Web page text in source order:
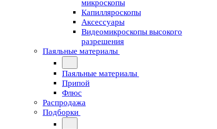
микроскопы
Капилляроскопы
Аксессуары
Видеомикроскопы высокого
разрешения
Паяльные материалы
Паяльные материалы
Припой
Флюс
Распродажа
Подборки